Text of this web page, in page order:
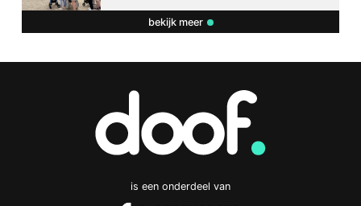
bekijk meer
is een onderdeel van